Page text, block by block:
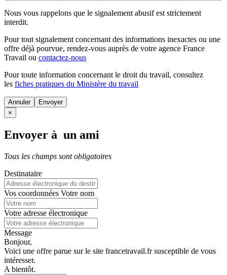
Nous vous rappelons que le signalement abusif est strictement
interdit.
Pour tout signalement concernant des informations inexactes ou une
offre déjà pourvue, rendez-vous auprès de votre agence France
Travail ou contactez-nous
Pour toute information concernant le droit du travail, consultez
les fiches pratiques du Ministère du travail
Annuler
×
Envoyer à un ami
Tous les champs sont obligatoires
Destinataire
Vos coordonnées Votre nom
Votre adresse électronique
Message
Bonjour,
Voici une offre parue sur le site francetravail.fr susceptible de vous
intéresser.
A bientôt.